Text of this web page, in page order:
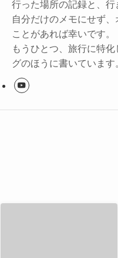
行った場所の記録と、行
自分だけのメモにせず
ことがあれば幸いです。
もうひとつ、旅行に特
グのほうに書いています